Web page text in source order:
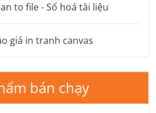
to file - Số hoá tài liệu
giá in tranh canvas
bán chạy